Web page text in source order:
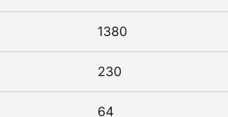
1380
230
64